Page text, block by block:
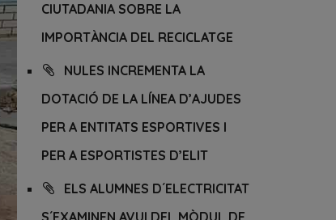
CIUTADANIA SOBRE LA
IMPORTÀNCIA DEL RECICLATGE
NULES INCREMENTA LA
DOTACIÓ DE LA LÍNEA D’AJUDES
PER A ENTITATS ESPORTIVES I
PER A ESPORTISTES D’ELIT
ELS ALUMNES D´ELECTRICITAT
S´EXAMINEN AVUI DEL MÒDUL DE